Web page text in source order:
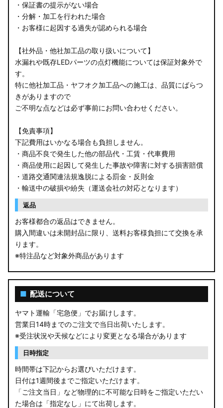
・保証書の提示がない場合
・分解・加工を行われた場合
・お客様に起因する過失が認められる場合
【社外品・他社加工品の取り扱いについて】
水漏れや既存LEDパーツの点灯機能については保証対象外で
す。
特に他社加工品・ヤフオク加工品への施工は、品質にばらつ
きがありますので
ご不明な点などは必ず事前にお問い合わせください。
【免責事項】
下記費用はいかなる場合も負担しません。
・商品不良で発生した他の部品代・工賃・代車費用
・商品使用に起因して発生した事故や障害に対する損害賠償
・道路交通関連法規逸脱による罰金・反則金
・輸送中の破損や紛失（運送会社の対応となります）
返品
お客様都合の返品はできません。
購入間違いは未開封品に限り、送料お客様負担にて交換を承
ります。
※特注品など対象外商品があります
■ 配送について
ヤマト運輸「宅急便」でお届けします。
営業日14時までのご注文で当日出荷いたします。
※受注状況や天候などにより変更となる場合があります
日時指定
時間帯は下記からお選びいただけます。
日付は1週間後までご指定いただけます。
「ご注文当日」など物理的に不可能な日時をご指定いただい
た場合は「指定なし」にて出荷します。